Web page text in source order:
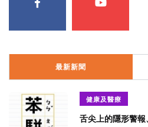
最新新聞
健康及醫療
舌尖上的隱形警